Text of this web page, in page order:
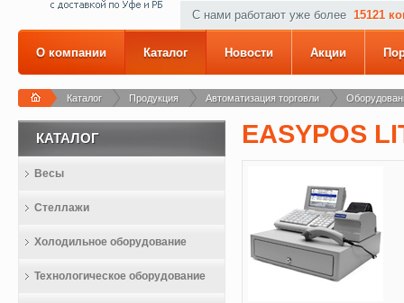
С нами работают уже более 15121
О компании Каталог Новости Акции
Каталог Продукция Автоматизация торговли
EASYPOS
КАТАЛОГ
Весы
Стеллажи
Холодильное оборудование
Технологическое оборудование